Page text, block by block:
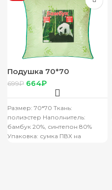
Подушка 70*70
Ивтекстиль Бамбук п/э
699₽ 664₽
Размер: 70*70 Ткань:
полиэстер Наполнитель:
бамбук 20%, синтепон 80%
Упаковка: сумка ПВХ на